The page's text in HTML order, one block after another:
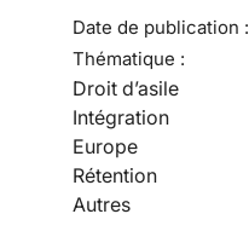
Date de publication :
Thématique :
Droit d’asile
Intégration
Europe
Rétention
Autres